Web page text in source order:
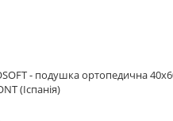
- подушка ортопедична
(Іспанія)